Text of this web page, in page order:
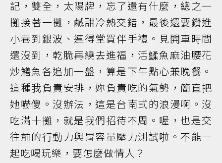
記，雙全，太陽牌，忘了還有什麼，總之一
攤接著一攤，鹹甜冷熱交錯，最後還要鑽進
小巷到銀波、連得堂買伴手禮。見開車時間
還沒到，乾脆再繞去進福，活鰇魚麻油腰花
炒鱔魚各追加一盤，算是下午點心兼晚餐。
這種我負責安排，妳負責吃的氣勢，簡直把
她嚇傻。沒辦法，這是台南式的浪漫啊。沒
吃滿十攤，就是我們招待不周。喔，也是交
往前的行動力與胃容量壓力測試啦。不能一
起吃喝玩樂，要怎麼做情人？